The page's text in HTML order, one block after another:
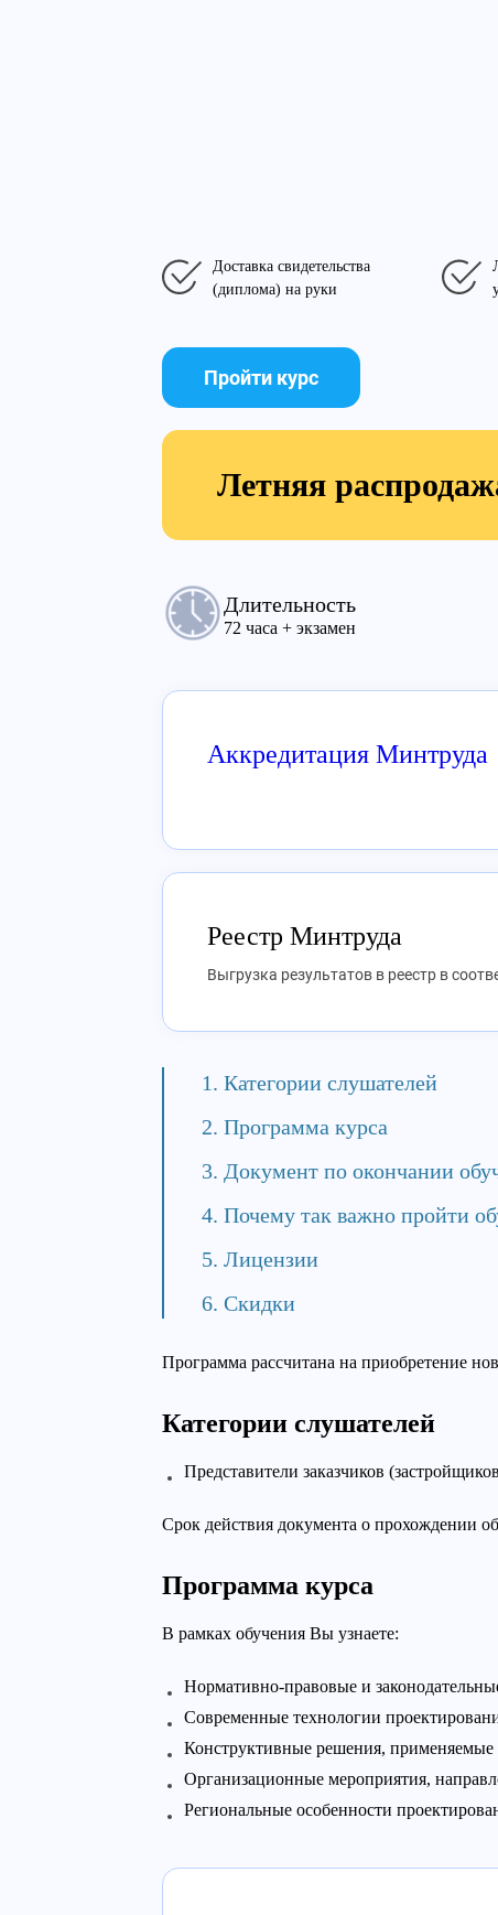
Доставка свидетельства
(диплома) на руки
Пройти курс
Летняя
Длительность
72 часа + экзамен
Аккредитация Минтруда
Реестр Минтруда
Выгрузка результатов в реестр в
Категории слушателей
Программа курса
Документ по окончании
Почему так важно пройти
Лицензии
Скидки
Программа рассчитана на приобретение
Категории слушателей
Представители заказчиков
Срок действия документа о прохождении
Программа курса
В рамках обучения Вы узнаете:
Нормативно-правовые и
Современные технологии
Конструктивные решения, применяемые
Организационные мероприятия,
Региональные особенности